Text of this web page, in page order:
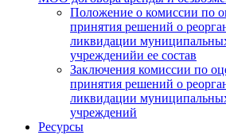
Положение о комиссии по
принятия решений о
ликвидации
учрежденийи ее состав
Заключения комиссии по
принятия решений о
ликвидации
учреждений
Ресурсы